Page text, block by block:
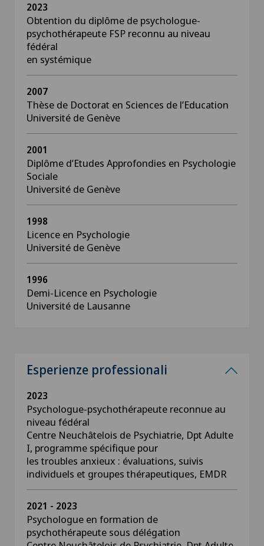
2023
Obtention du diplôme de psychologue-
psychothérapeute FSP reconnu au niveau
fédéral
en systémique
2007
Thèse de Doctorat en Sciences de l’Education
Université de Genève
2001
Diplôme d’Etudes Approfondies en Psychologie
Sociale
Université de Genève
1998
Licence en Psychologie
Université de Genève
1996
Demi-Licence en Psychologie
Université de Lausanne
Esperienze professionali
2023
Psychologue-psychothérapeute reconnue au
niveau fédéral
Centre Neuchâtelois de Psychiatrie, Dpt Adulte
I, programme spécifique pour
les troubles anxieux : évaluations, suivis
individuels et groupes thérapeutiques, EMDR
2021 - 2023
Psychologue en formation de
psychothérapeute sous délégation